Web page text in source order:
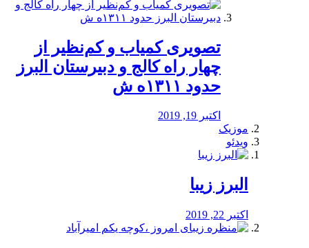
️تصویری کمیاب و کم‌نظیر از
چهار راه كالج و دبيرستان البرز
حدود ۱۳۱۱ه ش
اکتبر 19, 2019
موزیک
ویدئو
البرز زیبا
اکتبر 22, 2019